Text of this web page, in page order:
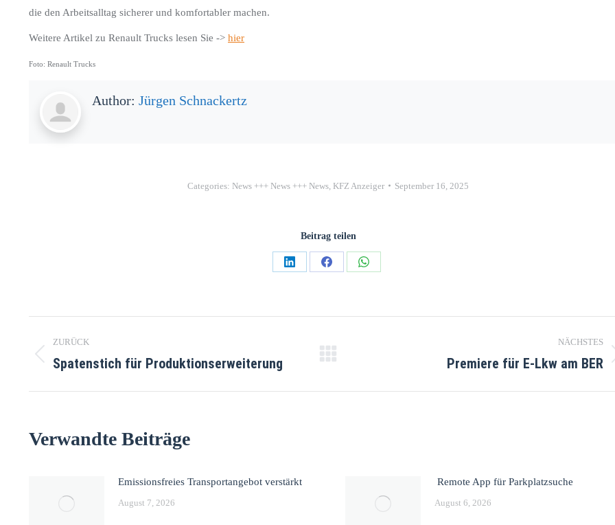
die den Arbeitsalltag sicherer und komfortabler machen.
Weitere Artikel zu Renault Trucks lesen Sie -> hier
Foto: Renault Trucks
Author: Jürgen Schnackertz
Categories: News +++ News +++ News KFZ Anzeiger September 16, 2025
Beitrag teilen
ZURÜCK
Spatenstich für Produktionserweiterung
NÄCHSTES
Premiere für E-Lkw am BER
Verwandte Beiträge
Emissionsfreies Transportangebot verstärkt
August 7, 2026
Remote App für Parkplatzsuche
August 6, 2026